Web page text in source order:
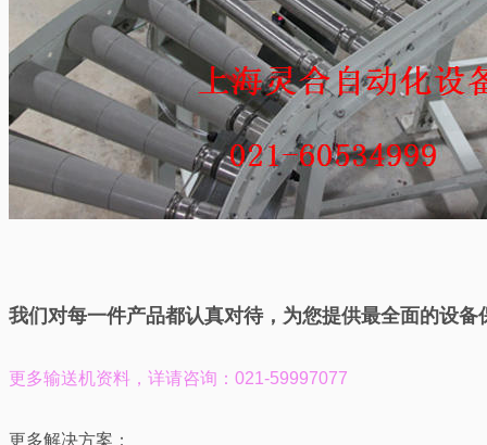
我们对每一件产品都认真对待，为您提供最全面的设备
更多输送机资料， 详请咨询：021-59997077
更多解决方案：